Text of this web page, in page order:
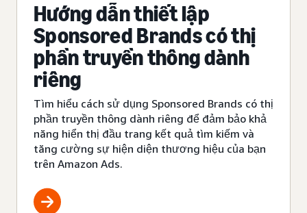
Hướng dẫn thiết lập
Sponsored Brands có thị
phần truyền thông dành
riêng
Tìm hiểu cách sử dụng Sponsored Brands có thị
phần truyền thông dành riêng để đảm bảo khả
năng hiển thị đầu trang kết quả tìm kiếm và
tăng cường sự hiện diện thương hiệu của bạn
trên Amazon Ads.